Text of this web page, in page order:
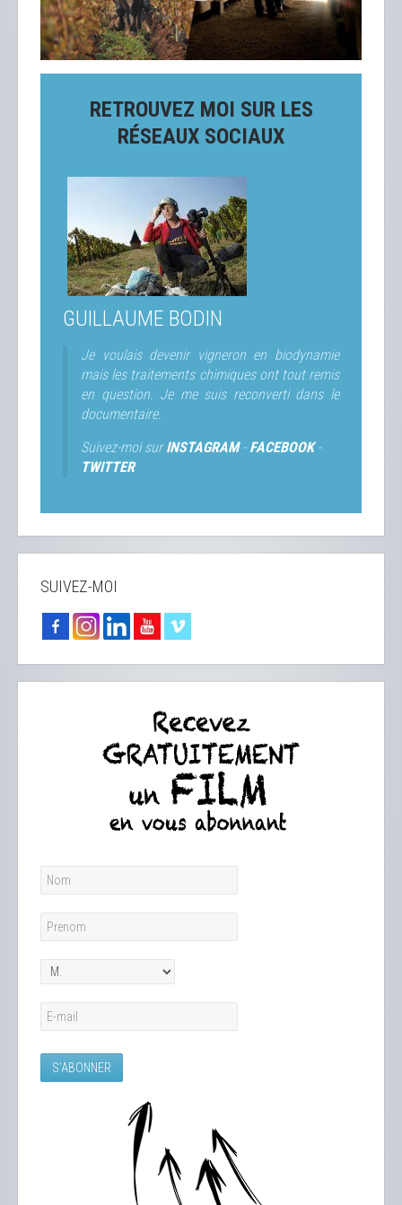
RETROUVEZ MOI SUR LES
RÉSEAUX SOCIAUX
GUILLAUME BODIN
Je voulais devenir vigneron en biodynamie
mais les traitements chimiques ont tout remis
en question. Je me suis reconverti dans le
documentaire.
Suivez-moi surINSTAGRAM- FACEBOOK-
TWITTER
SUIVEZ-MOI